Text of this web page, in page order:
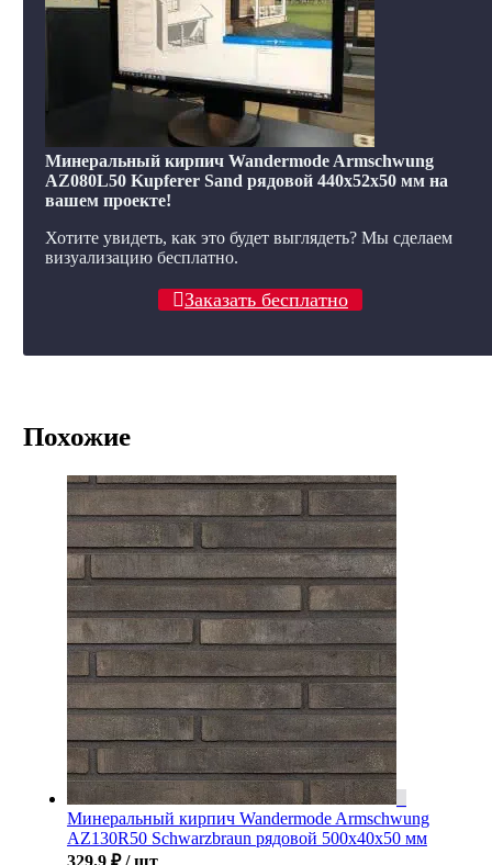
Минеральный кирпич Wandermode Armschwung
AZ080L50 Kupferer Sand рядовой 440x52x50 мм на
вашем проекте!
Хотите увидеть, как это будет выглядеть? Мы сделаем
визуализацию бесплатно.
Заказать бесплатно
Похожие
Минеральный кирпич Wandermode Armschwung
AZ130R50 Schwarzbraun рядовой 500x40x50 мм